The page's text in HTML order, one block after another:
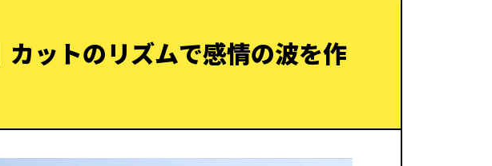
ットのリズムで感情の波を作